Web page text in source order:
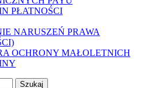
PŁATNOŚCI
NARUSZEŃ PRAWA
OCHRONY MAŁOLETNICH